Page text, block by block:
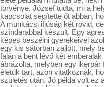
törvénye. József tudta, mi a
kapcsolat segítette őt abban,
A munkácsi ifjúság két rövid,
színdarabbal készült. Egy
képes beszélni gyerekeivel
egy kis sátorban zajlott, mely
falán a bent lévő két
ábrázolta, melyben egy ikerpár
életük tart, azon vitatkoznak,
születés után. Jó példa volt ez